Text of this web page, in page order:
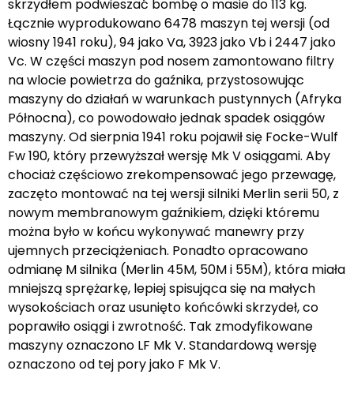
skrzydłem podwieszać bombę o masie do 113 kg.
Łącznie wyprodukowano 6478 maszyn tej wersji (od
wiosny 1941 roku), 94 jako Va, 3923 jako Vb i 2447 jako
Vc. W części maszyn pod nosem zamontowano filtry
na wlocie powietrza do gaźnika, przystosowując
maszyny do działań w warunkach pustynnych (Afryka
Północna), co powodowało jednak spadek osiągów
maszyny. Od sierpnia 1941 roku pojawił się Focke-Wulf
Fw 190, który przewyższał wersję Mk V osiągami. Aby
chociaż częściowo zrekompensować jego przewagę,
zaczęto montować na tej wersji silniki Merlin serii 50, z
nowym membranowym gaźnikiem, dzięki któremu
można było w końcu wykonywać manewry przy
ujemnych przeciążeniach. Ponadto opracowano
odmianę M silnika (Merlin 45M, 50M i 55M), która miała
mniejszą sprężarkę, lepiej spisująca się na małych
wysokościach oraz usunięto końcówki skrzydeł, co
poprawiło osiągi i zwrotność. Tak zmodyfikowane
maszyny oznaczono LF Mk V. Standardową wersję
oznaczono od tej pory jako F Mk V.